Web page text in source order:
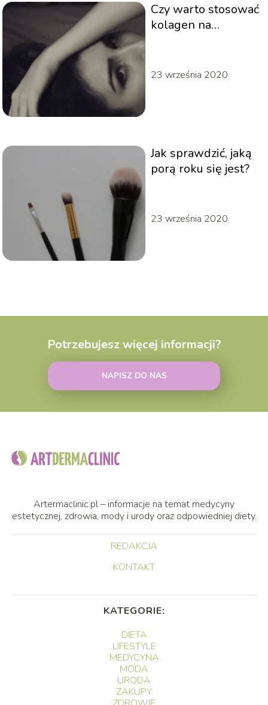
Czy warto stosować
kolagen na
23 września 2020
Jak sprawdzić, jaką
porą roku się jest?
23 września 2020
Potrzebujesz więcej informacji?
NAPISZ DO NAS
Artermaclinic.pl – informacje na temat medycyny
estetycznej, zdrowia, mody i urody oraz odpowiedniej diety.
REDAKCJA
KONTAKT
KATEGORIE:
DIETA
LIFESTYLE
MEDYCYNA
MODA
URODA
ZAKUPY